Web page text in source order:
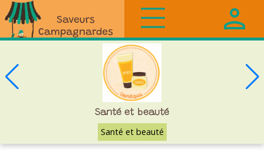
Saveurs
Campagnardes
Santé et beauté
Santé et beauté